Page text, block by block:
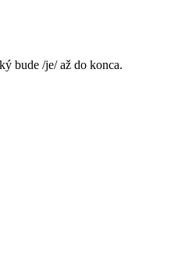
bude /je/ až do konca.